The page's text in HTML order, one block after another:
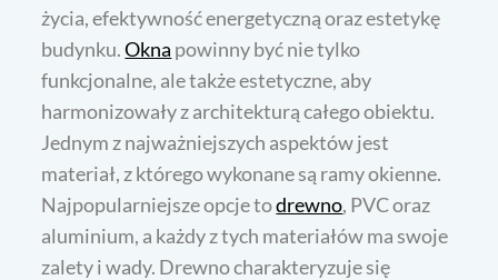
życia, efektywność energetyczną oraz estetykę
budynku.Okna powinny być nie tylko
funkcjonalne, ale także estetyczne, aby
harmonizowały z architekturą całego obiektu.
Jednym z najważniejszych aspektów jest
materiał, z którego wykonane są ramy okienne.
Najpopularniejsze opcje todrewno, PVC oraz
aluminium, a każdy z tych materiałów ma swoje
zalety i wady. Drewno charakteryzuje się